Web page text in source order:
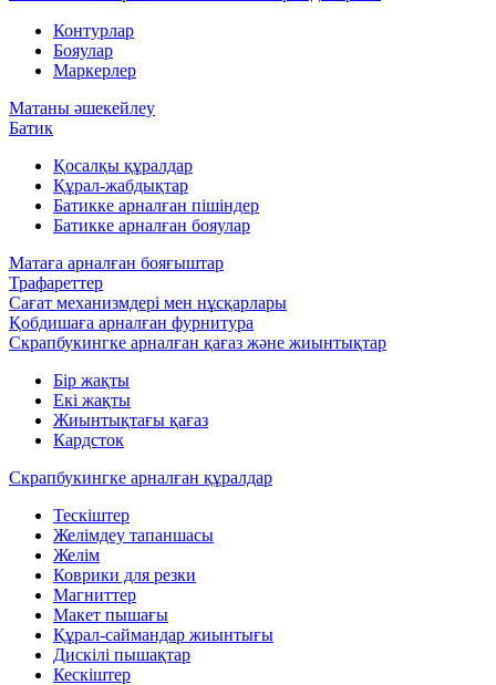
Контурлар
Бояулар
Маркерлер
Матаны әшекейлеу
Батик
Қосалқы құралдар
Құрал-жабдықтар
Батикке арналған пішіндер
Батикке арналған бояулар
Матаға арналған бояғыштар
Трафареттер
Сағат механизмдері мен нұсқарлары
Қобдишаға арналған фурнитура
Скрапбукингке арналған қағаз және жиынтықтар
Бір жақты
Екі жақты
Жиынтықтағы қағаз
Кардсток
Скрапбукингке арналған құралдар
Тескіштер
Желімдеу тапаншасы
Желім
Коврики для резки
Магниттер
Макет пышағы
Құрал-саймандар жиынтығы
Дискілі пышақтар
Кескіштер